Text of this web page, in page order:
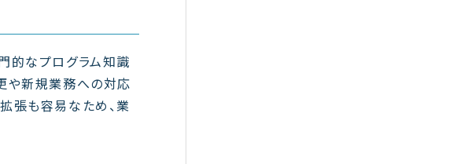
的なプログラム知識
や新規業務への対応
張も容易なため、業